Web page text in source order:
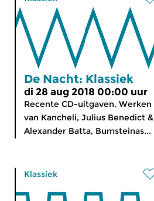
De Nacht: Klassiek
di 28 aug 2018 00:00 uur
Recente CD-uitgaven. Werken
van Kancheli, Julius Benedict &
Alexander Batta, Bumsteinas...
Klassiek